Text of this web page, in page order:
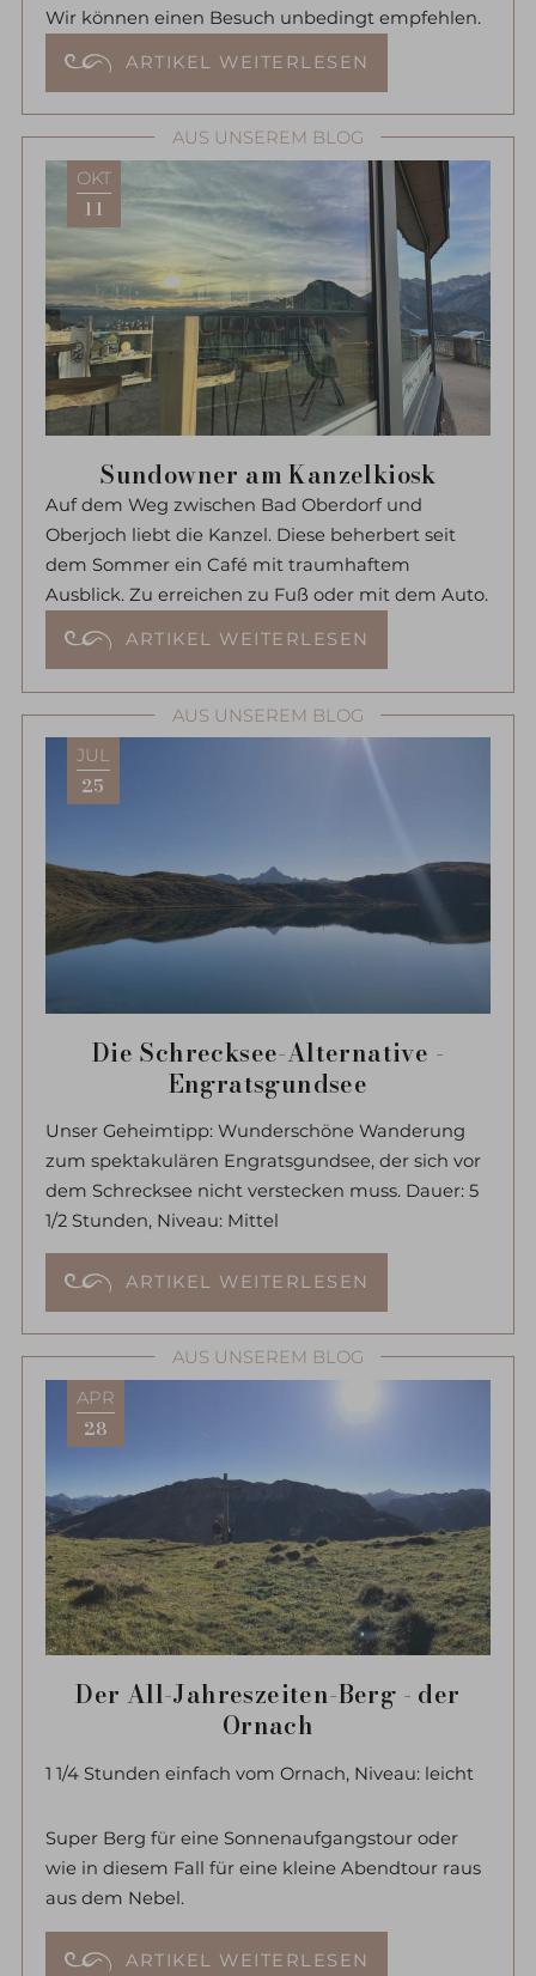
Wir können einen Besuch unbedingt empfehlen.
ARTIKEL WEITERLESEN
AUS UNSEREM BLOG
OKT
11
Sundowner am Kanzelkiosk
Auf dem Weg zwischen Bad Oberdorf und
Oberjoch liebt die Kanzel. Diese beherbert seit
dem Sommer ein Café mit traumhaftem
Ausblick. Zu erreichen zu Fuß oder mit dem Auto.
ARTIKEL WEITERLESEN
AUS UNSEREM BLOG
JUL
25
Die Schrecksee-Alternative -
Engratsgundsee
Unser Geheimtipp: Wunderschöne Wanderung
zum spektakulären Engratsgundsee, der sich vor
dem Schrecksee nicht verstecken muss. Dauer: 5
1/2 Stunden, Niveau: Mittel
ARTIKEL WEITERLESEN
AUS UNSEREM BLOG
APR
28
Der All-Jahreszeiten-Berg - der
Ornach
1 1/4 Stunden einfach vom Ornach, Niveau: leicht
Super Berg für eine Sonnenaufgangstour oder
wie in diesem Fall für eine kleine Abendtour raus
aus dem Nebel.
ARTIKEL WEITERLESEN